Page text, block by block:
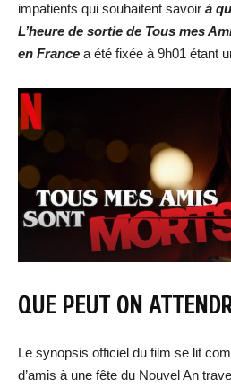
impatients qui souhaitent savoir à
L’heure de sortie de Tous mes
en France a été fixée à 9h01 étant
QUE PEUT ON
Le synopsis officiel du film se lit
d’amis à une fête du Nouvel An